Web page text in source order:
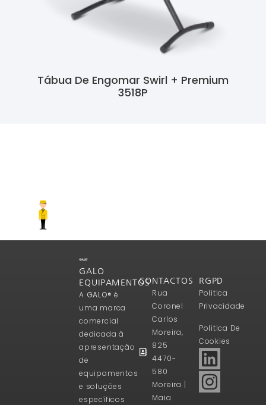
Tábua De Engomar Swirl + Premium
3518P
GALO
EQUIPAMENTOS
A GALO® é
uma marca
comercial
dedicada à
apresentação
de
equipamentos
e soluções
específicos
CONTACTOS
Rua
Coronel
Carlos
Moreira,
825
4470-
580
Moreira |
Maia
RGPD
Politica
Privacidade
Politica De
Cookies